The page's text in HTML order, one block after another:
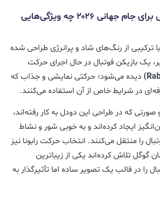
دودل جدید گوگل برای جام جهانی ۲۰۲۶ چه ویژگی‌هایی
ترکیبی از رنگ‌های شاد و پرانرژی طراحی شده
یک بازیکن فوتبال در حال اجرای حرکت
دیده می‌شود؛ حرکتی نمایشی و جذاب که
در شرایط خاص از آن استفاده می‌کنند.
که در طراحی این دودل به کار رفته‌اند،
ایجاد کرده‌اند و به خوبی شور و نشاط
را منتقل می‌کنند. انتخاب حرکت رابونا نیز
گوگل تلاش کرده‌اند یکی از زیباترین
را در قالب یک تصویر ساده اما تأثیرگذار به